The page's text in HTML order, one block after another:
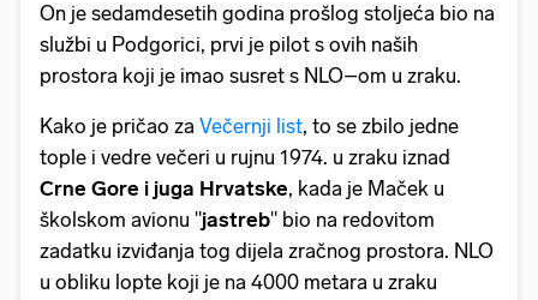
On je sedamdesetih godina prošlog stoljeća bio na
službi u Podgorici, prvi je pilot s ovih naših
prostora koji je imao susret s NLO–om u zraku.
Kako je pričao za Večernji list, to se zbilo jedne
tople i vedre večeri u rujnu 1974. u zraku iznad
Crne Gore i juga Hrvatske, kada je Maček u
školskom avionu "jastreb" bio na redovitom
zadatku izviđanja tog dijela zračnog prostora. NLO
u obliku lopte koji je na 4000 metara u zraku